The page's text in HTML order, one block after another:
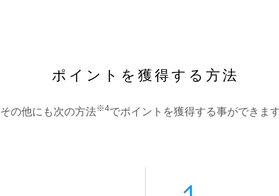
ポイントを獲得する方法
その他にも次の方法※4でポイントを獲得する事ができま